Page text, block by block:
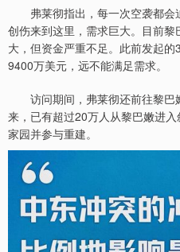
弗莱彻指出，每一次空袭都会
创伤来到这里，需求巨大。目前
大，但资金严重不足。此前发起
9400万美元，远不能满足需求。
访问期间，弗莱彻还前往黎巴
来，已有超过20万人从黎巴嫩进
家园并参与重建。